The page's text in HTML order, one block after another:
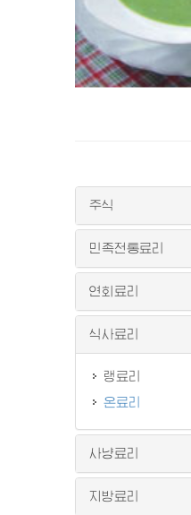
주식
민족전통료리
연회료리
식사료리
랭료리
온료리
사냥료리
지방료리